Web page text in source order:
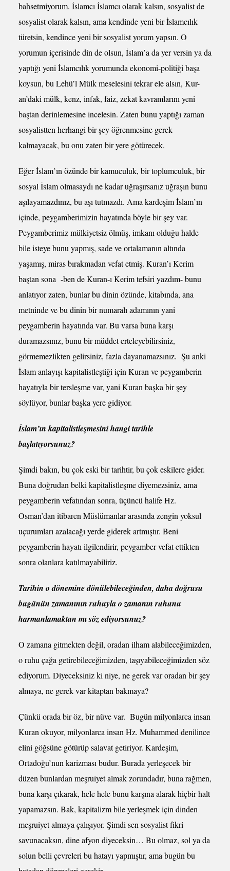
bahsetmiyorum. İslamcı İslamcı olarak kalsın, sosyalist de
sosyalist olarak kalsın, ama kendinde yeni bir İslamcılık
türetsin, kendince yeni bir sosyalist yorum yapsın. O
yorumun içerisinde din de olsun, İslam’a da yer versin ya da
yaptığı yeni İslamcılık yorumunda ekonomi-politiği başa
koysun, bu Lehü’l Mülk meselesini tekrar ele alsın, Kur-
an’daki mülk, kenz, infak, faiz, zekat kavramlarını yeni
baştan derinlemesine incelesin. Zaten bunu yaptığı zaman
sosyalistten herhangi bir şey öğrenmesine gerek
kalmayacak, bu onu zaten bir yere götürecek.
Eğer İslam’ın özünde bir kamuculuk, bir toplumculuk, bir
sosyal İslam olmasaydı ne kadar uğraşırsanız uğraşın bunu
aşılayamazdınız, bu aşı tutmazdı. Ama kardeşim İslam’ın
içinde, peygamberimizin hayatında böyle bir şey var.
Peygamberimiz mülkiyetsiz ölmüş, imkanı olduğu halde
bile isteye bunu yapmış, sade ve ortalamanın altında
yaşamış, miras bırakmadan vefat etmiş. Kuran’ı Kerim
baştan sona -ben de Kuran-ı Kerim tefsiri yazdım- bunu
anlatıyor zaten, bunlar bu dinin özünde, kitabında, ana
metninde ve bu dinin bir numaralı adamının yani
peygamberin hayatında var. Bu varsa buna karşı
duramazsınız, bunu bir müddet erteleyebilirsiniz,
görmemezlikten gelirsiniz, fazla dayanamazsınız. Şu anki
İslam anlayışı kapitalistleştiği için Kuran ve peygamberin
hayatıyla bir tersleşme var, yani Kuran başka bir şey
söylüyor, bunlar başka yere gidiyor.
İslam’ın kapitalistleşmesini hangi tarihle
başlatıyorsunuz?
Şimdi bakın, bu çok eski bir tarihtir, bu çok eskilere gider.
Buna doğrudan belki kapitalistleşme diyemezsiniz, ama
peygamberin vefatından sonra, üçüncü halife Hz.
Osman’dan itibaren Müslümanlar arasında zengin yoksul
uçurumları azalacağı yerde giderek artmıştır. Beni
peygamberin hayatı ilgilendirir, peygamber vefat ettikten
sonra olanlara katılmayabiliriz.
Tarihin o dönemine dönülebileceğinden, daha doğrusu
bugünün zamanının ruhuyla o zamanın ruhunu
harmanlamaktan mı söz ediyorsunuz?
O zamana gitmekten değil, oradan ilham alabileceğimizden,
o ruhu çağa getirebileceğimizden, taşıyabileceğimizden söz
ediyorum. Diyeceksiniz ki niye, ne gerek var oradan bir şey
almaya, ne gerek var kitaptan bakmaya?
Çünkü orada bir öz, bir nüve var. Bugün milyonlarca insan
Kuran okuyor, milyonlarca insan Hz. Muhammed denilince
elini göğsüne götürüp salavat getiriyor. Kardeşim,
Ortadoğu’nun karizması budur. Burada yerleşecek bir
düzen bunlardan meşruiyet almak zorundadır, buna rağmen,
buna karşı çıkarak, hele hele bunu karşına alarak hiçbir halt
yapamazsın. Bak, kapitalizm bile yerleşmek için dinden
meşruiyet almaya çalışıyor. Şimdi sen sosyalist fikri
savunacaksın, dine afyon diyeceksin… Bu olmaz, sol ya da
solun belli çevreleri bu hatayı yapmıştır, ama bugün bu